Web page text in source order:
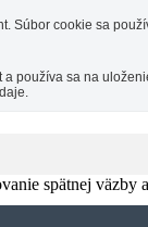
Súbor cookie sa
používa sa na
spätnej väzby